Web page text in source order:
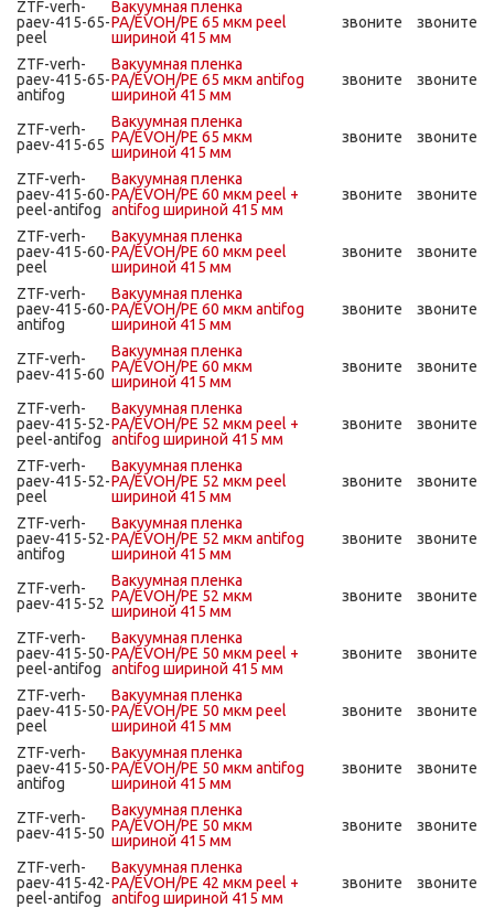
ZTF-verh-
paev-415-65-
peel
Вакуумная пленка
PA/EVOH/PE 65 мкм peel
шириной 415 мм
звоните звоните
ZTF-verh-
paev-415-65-
antifog
Вакуумная пленка
PA/EVOH/PE 65 мкм antifog
шириной 415 мм
звоните звоните
ZTF-verh-
paev-415-65
Вакуумная пленка
PA/EVOH/PE 65 мкм
шириной 415 мм
звоните звоните
ZTF-verh-
paev-415-60-
peel-antifog
Вакуумная пленка
PA/EVOH/PE 60 мкм peel +
antifog шириной 415 мм
звоните звоните
ZTF-verh-
paev-415-60-
peel
Вакуумная пленка
PA/EVOH/PE 60 мкм peel
шириной 415 мм
звоните звоните
ZTF-verh-
paev-415-60-
antifog
Вакуумная пленка
PA/EVOH/PE 60 мкм antifog
шириной 415 мм
звоните звоните
ZTF-verh-
paev-415-60
Вакуумная пленка
PA/EVOH/PE 60 мкм
шириной 415 мм
звоните звоните
ZTF-verh-
paev-415-52-
peel-antifog
Вакуумная пленка
PA/EVOH/PE 52 мкм peel +
antifog шириной 415 мм
звоните звоните
ZTF-verh-
paev-415-52-
peel
Вакуумная пленка
PA/EVOH/PE 52 мкм peel
шириной 415 мм
звоните звоните
ZTF-verh-
paev-415-52-
antifog
Вакуумная пленка
PA/EVOH/PE 52 мкм antifog
шириной 415 мм
звоните звоните
ZTF-verh-
paev-415-52
Вакуумная пленка
PA/EVOH/PE 52 мкм
шириной 415 мм
звоните звоните
ZTF-verh-
paev-415-50-
peel-antifog
Вакуумная пленка
PA/EVOH/PE 50 мкм peel +
antifog шириной 415 мм
звоните звоните
ZTF-verh-
paev-415-50-
peel
Вакуумная пленка
PA/EVOH/PE 50 мкм peel
шириной 415 мм
звоните звоните
ZTF-verh-
paev-415-50-
antifog
Вакуумная пленка
PA/EVOH/PE 50 мкм antifog
шириной 415 мм
звоните звоните
ZTF-verh-
paev-415-50
Вакуумная пленка
PA/EVOH/PE 50 мкм
шириной 415 мм
звоните звоните
ZTF-verh-
paev-415-42-
peel-antifog
Вакуумная пленка
PA/EVOH/PE 42 мкм peel +
antifog шириной 415 мм
звоните звоните